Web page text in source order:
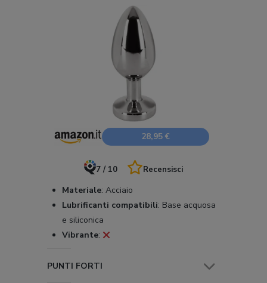
28,95 €
7 / 10 Recensisci
Materiale: Acciaio
Lubrificanti compatibili: Base acquosa
e siliconica
Vibrante:
PUNTI FORTI